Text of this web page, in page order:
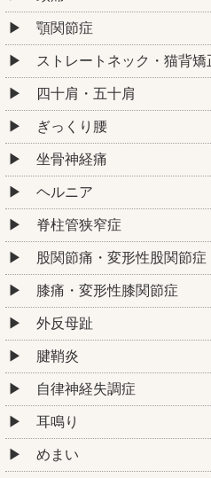
顎関節症
ストレートネック・猫背矯
四十肩・五十肩
ぎっくり腰
坐骨神経痛
ヘルニア
脊柱管狭窄症
股関節痛・変形性股関節症
膝痛・変形性膝関節症
外反母趾
腱鞘炎
自律神経失調症
耳鳴り
めまい